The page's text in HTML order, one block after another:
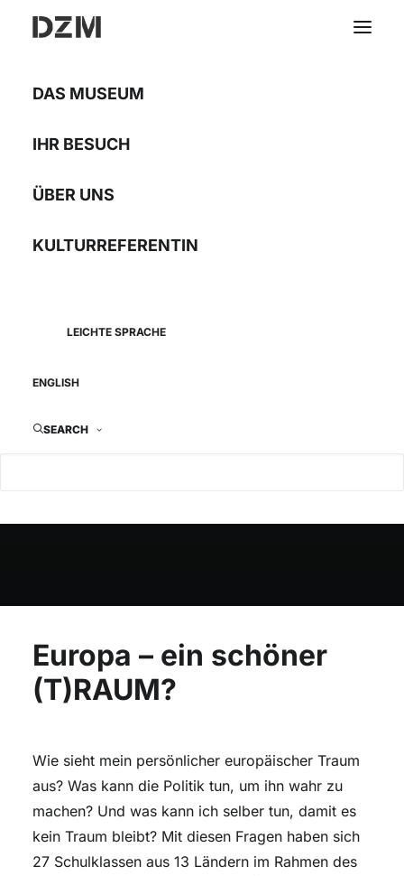
DAS MUSEUM
IHR BESUCH
ÜBER UNS
KULTURREFERENTIN
LEICHTE SPRACHE
ENGLISH
SEARCH
TRIFFT SICH
Europa – ein schöner
(T)RAUM?
Wie sieht mein persönlicher europäischer Traum
aus? Was kann die Politik tun, um ihn wahr zu
machen? Und was kann ich selber tun, damit es
kein Traum bleibt? Mit diesen Fragen haben sich
27 Schulklassen aus 13 Ländern im Rahmen des